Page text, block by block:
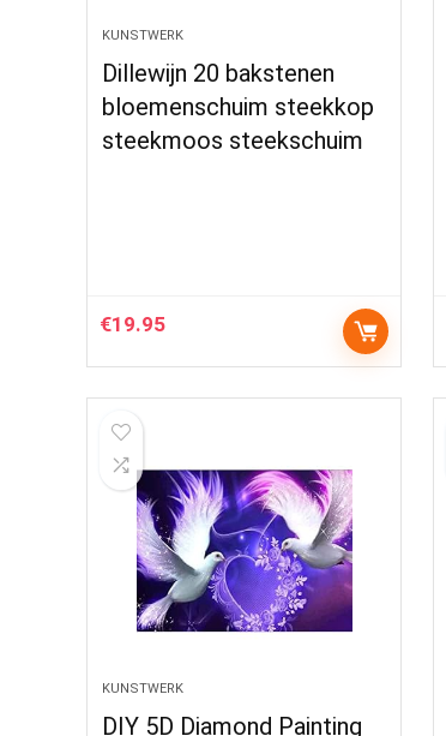
KUNSTWERK
Dillewijn 20 bakstenen
bloemenschuim steekkop
steekmoos steekschuim
€19.95
KUNSTWERK
DIY 5D Diamond Painting